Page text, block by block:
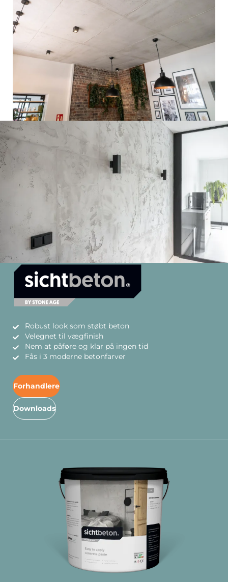
Robust look som støbt beton
Velegnet til vægfinish
Nem at påføre og klar på ingen tid
Fås i 3 moderne betonfarver
Forhandlere
Downloads